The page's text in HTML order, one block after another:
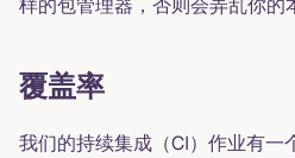
样的包管理器，否则会弄乱你的
覆盖率
我们的持续集成（CI）作业有一